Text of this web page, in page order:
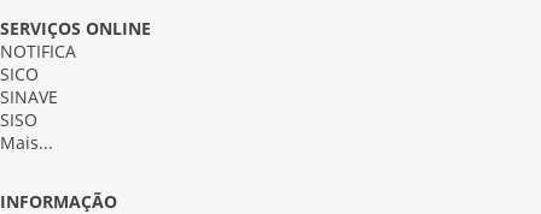
SERVIÇOS ONLINE
NOTIFICA
SICO
SINAVE
SISO
Mais...
INFORMAÇÃO